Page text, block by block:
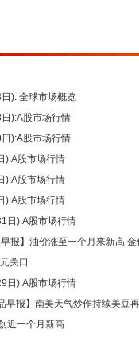
): 全球市场概览
):A股市场行情
):A股市场行情
):A股市场行情
):A股市场行情
):A股市场行情
日):A股市场行情
早报】油价涨至一个月来新高 金
关口
日):A股市场行情
早报】南美天气炒作持续美豆
近一个月新高